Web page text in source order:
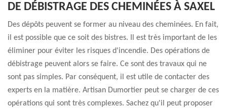
DE DÉBISTRAGE DES CHEMINÉES À SAXEL
Des dépôts peuvent se former au niveau des cheminées. En fait,
il est possible que ce soit des bistres. Il est très important de les
éliminer pour éviter les risques d'incendie. Des opérations de
débistrage peuvent alors se faire. Ce sont des travaux qui ne
sont pas simples. Par conséquent, il est utile de contacter des
experts en la matière. Artisan Dumortier peut se charger de ces
opérations qui sont très complexes. Sachez qu'il peut proposer